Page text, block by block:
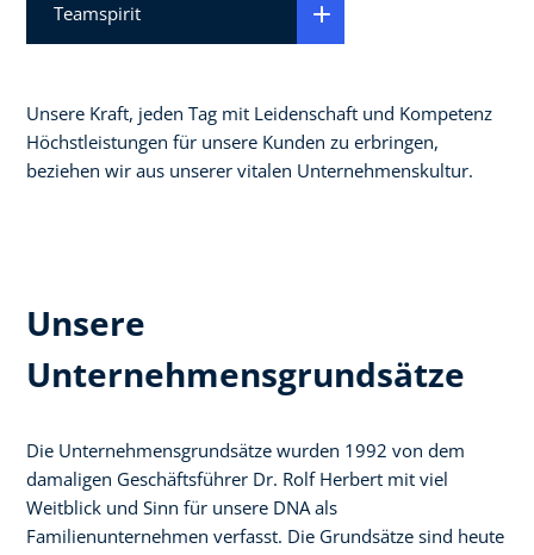
Teamspirit
Unsere Kraft, jeden Tag mit Leidenschaft und Kompetenz
Höchstleistungen für unsere Kunden zu erbringen,
beziehen wir aus unserer vitalen Unternehmenskultur.
Unsere
Unternehmensgrundsätze
Die Unternehmensgrundsätze wurden 1992 von dem
damaligen Geschäftsführer Dr. Rolf Herbert mit viel
Weitblick und Sinn für unsere DNA als
Familienunternehmen verfasst. Die Grundsätze sind heute